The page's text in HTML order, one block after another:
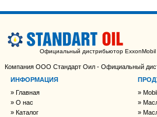
Официальный дистрибьютор ExxonMobil
Компания ООО Стандарт Оил - Официальный
ИНФОРМАЦИЯ
Главная
О нас
Каталог